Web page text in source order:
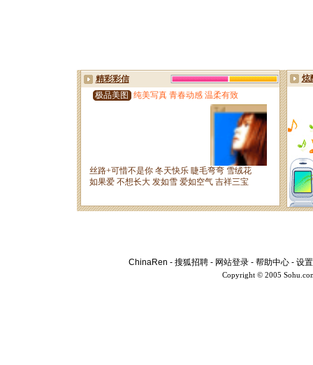
ChinaRen - 搜狐招聘 - 网站登录 - 帮助中心 - 设
Copyright © 2005